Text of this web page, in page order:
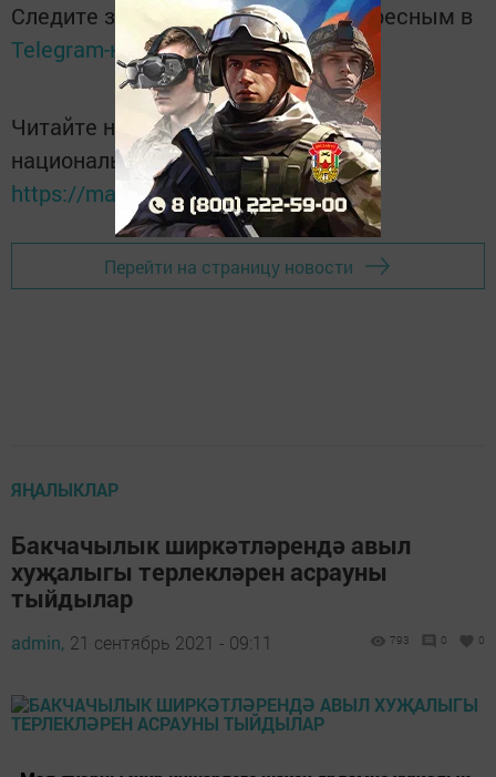
Следите за самым важным и интересным в
Telegram-каналеТатмедиа
Читайте новости Татарстана в
национальном мессенджере MАХ:
https://max.ru/tatmedia
Перейти на страницу новости
ЯҢАЛЫКЛАР
Бакчачылык ширкәтләрендә авыл
хуҗалыгы терлекләрен асрауны
тыйдылар
admin, 21 сентябрь 2021 - 09:11 793 0 0